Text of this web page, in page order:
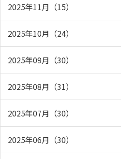
2025年11月（15）
2025年10月（24）
2025年09月（30）
2025年08月（31）
2025年07月（30）
2025年06月（30）